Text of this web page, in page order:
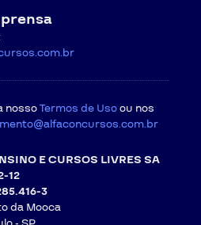
nossoTermos de Usoou nos
E CURSOS LIVRES SA
12
3
da Mooca